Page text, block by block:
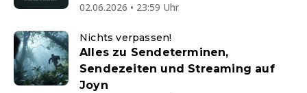
02.06.2026 • 23:59 Uhr
Nichts verpassen!
Alles zu Sendeterminen,
Sendezeiten und Streaming auf
Joyn